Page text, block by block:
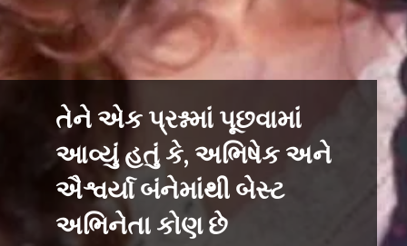
તેને એક પ્રશ્નમાં પૂછવામાં
આવ્યું હતું કે, અભિષેક અને
ઐશ્વર્યા બંનેમાંથી બેસ્ટ
અભિનેતા કોણ છે